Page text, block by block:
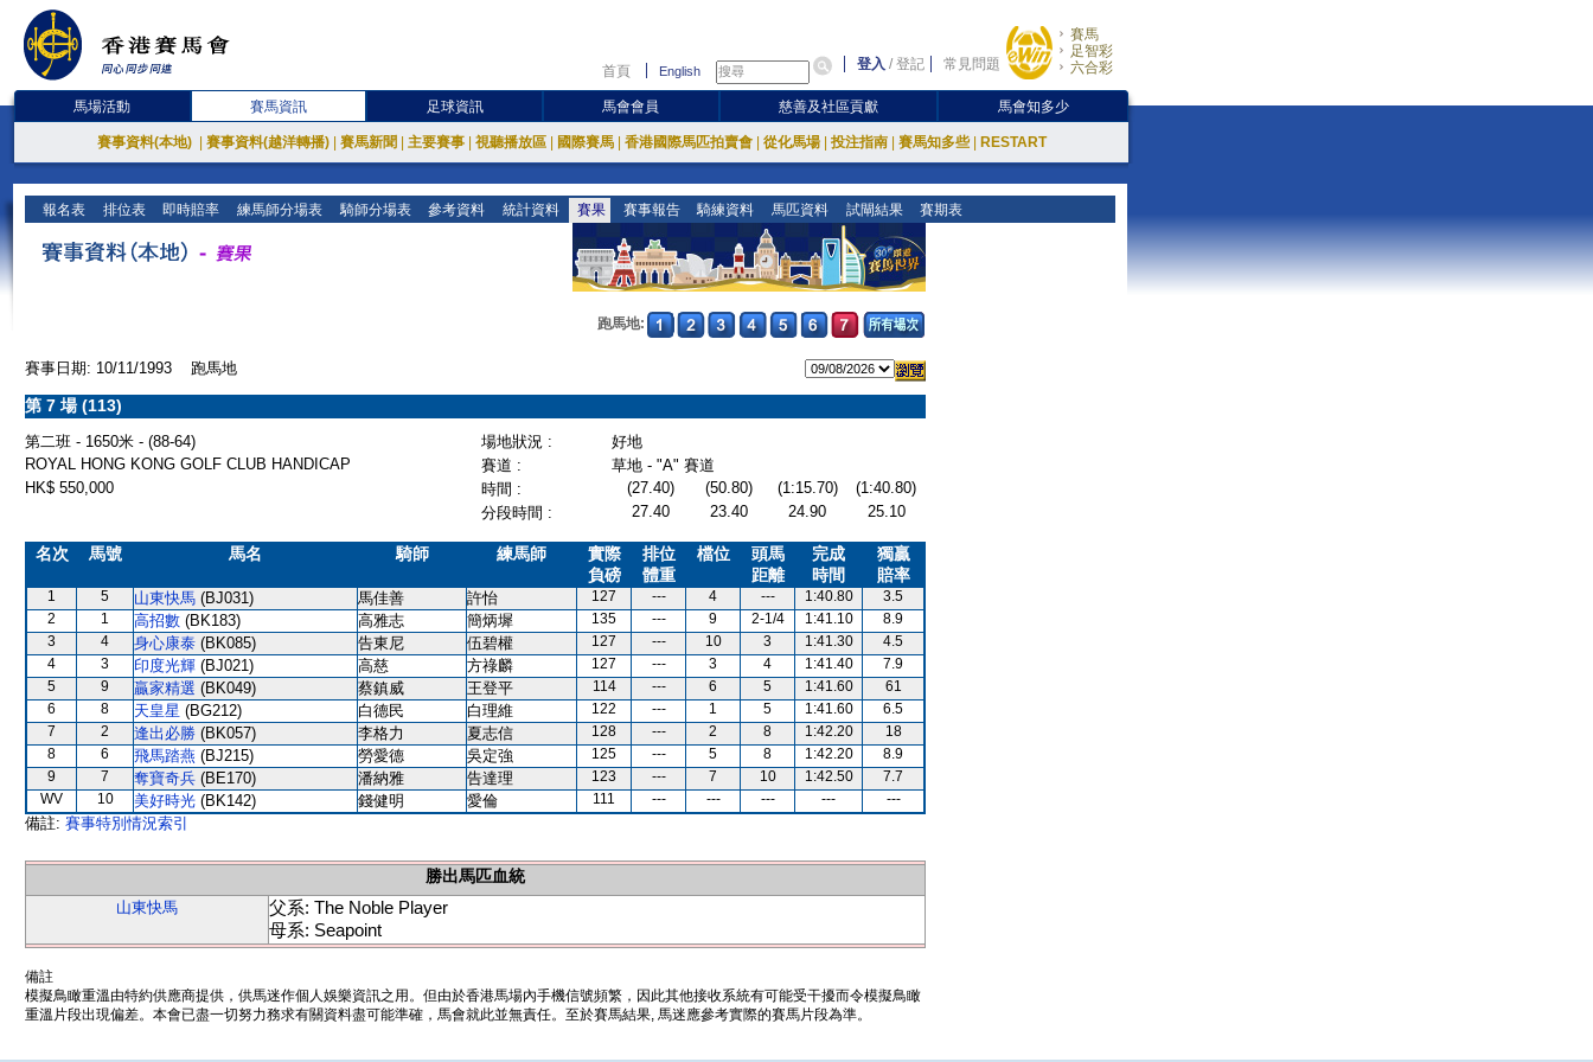
首頁 English 登入 /登記 常見問題
賽馬
足智彩
六合彩
馬場活動 賽馬資訊 足球資訊 馬會會員 慈善及社區貢獻 馬會知多少
賽事資料(本地) 賽事資料(越洋轉播) 賽馬新聞 主要賽事 視聽播放區 國際賽馬 香港國際馬匹拍賣會 從化馬場 投注指南 賽馬知多些 RESTART
報名表 排位表 即時賠率 練馬師分場表 騎師分場表 參考資料 統計資料 賽果 賽事報告 騎練資料 馬匹資料 試閘結果 賽期表
跑馬地:
賽事日期: 10/11/1993 跑馬地
第 7 場 (113)
第二班 - 1650米 - (88-64) 場地狀況 :
好地
ROYAL HONG KONG GOLF CLUB HANDICAP
賽道 :
草地 - "A" 賽道
HK$ 550,000
時間 : (27.40) (50.80) (1:15.70)
(1:40.80)
分段時間 :
27.40 23.40 24.90 25.10
名次 馬號 馬名 騎師 練馬師
實際
負磅
排位
體重
檔位
頭馬
距離
完成
時間
獨贏
賠率
1 5 山東快馬 (BJ031) 馬佳善 許怡 127 --- 4 --- 1:40.80
3.5
2
1 高招數 (BK183) 高雅志 簡炳墀 135 --- 9 2-1/4 1:41.10
8.9
3
4 身心康泰 (BK085) 告東尼 伍碧權 127 --- 10 3 1:41.30
4.5
4
3 印度光輝 (BJ021) 高慈 方祿麟 127 --- 3 4 1:41.40
7.9
5
9 贏家精選 (BK049) 蔡鎮威 王登平 114 --- 6 5 1:41.60
61
6
8 天皇星 (BG212) 白德民 白理維 122 --- 1 5 1:41.60
6.5
7
2 逢出必勝 (BK057) 李格力 夏志信 128 --- 2 8 1:42.20
18
8
6 飛馬踏燕 (BJ215) 勞愛德 吳定強 125 --- 5 8 1:42.20
8.9
9
7 奪寶奇兵 (BE170) 潘納雅 告達理 123 --- 7 10 1:42.50
7.7
WV
10 美好時光 (BK142) 錢健明 愛倫 111 --- --- --- --- ---
備註: 賽事特別情況索引
勝出馬匹血統
山東快馬
父系: The Noble Player
母系: Seapoint
備註
模擬鳥瞰重溫由特約供應商提供，供馬迷作個人娛樂資訊之用。但由於香港馬場內手機信號頻繁，因此其他接收系統有可能受干擾而令模擬鳥瞰
重溫片段出現偏差。本會已盡一切努力務求有關資料盡可能準確，馬會就此並無責任。至於賽馬結果, 馬迷應參考實際的賽馬片段為準。